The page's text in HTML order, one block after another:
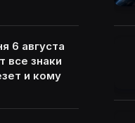
6 августа
все знаки
и кому